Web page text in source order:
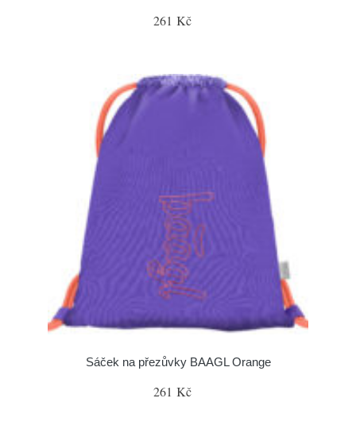
261 Kč
Sáček na přezůvky BAAGL Orange
261 Kč